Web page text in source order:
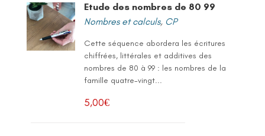
Etude des nombres de 80 99
Nombres et calculs, CP
Cette séquence abordera les écritures
chiffrées, littérales et additives des
nombres de 80 à 99 : les nombres de la
famille quatre-vingt...
5,00€